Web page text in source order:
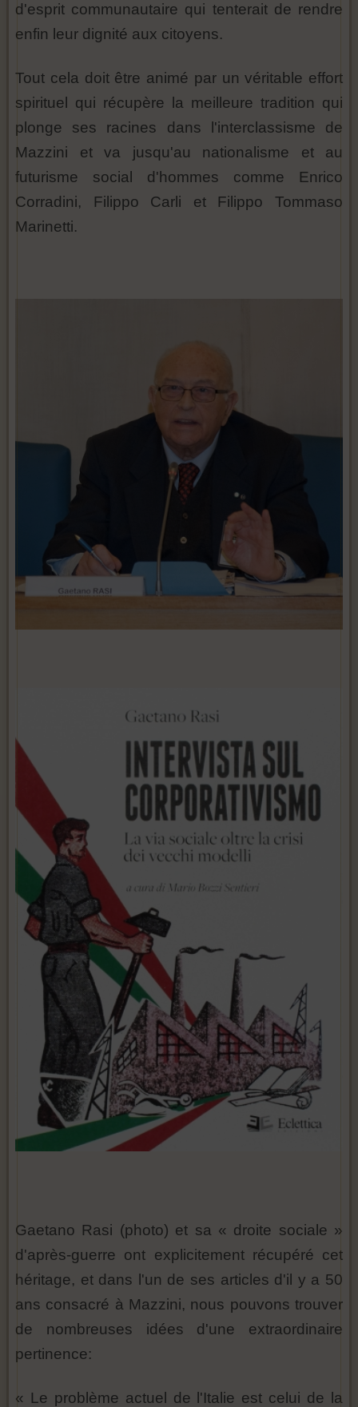
d'esprit communautaire qui tenterait de rendre
enfin leur dignité aux citoyens.
Tout cela doit être animé par un véritable effort
spirituel qui récupère la meilleure tradition qui
plonge ses racines dans l'interclassisme de
Mazzini et va jusqu'au nationalisme et au
futurisme social d'hommes comme Enrico
Corradini, Filippo Carli et Filippo Tommaso
Marinetti.
Gaetano Rasi (photo) et sa « droite sociale »
d'après-guerre ont explicitement récupéré cet
héritage, et dans l'un de ses articles d'il y a 50
ans consacré à Mazzini, nous pouvons trouver
de nombreuses idées d'une extraordinaire
pertinence:
« Le problème actuel de l'Italie est celui de la